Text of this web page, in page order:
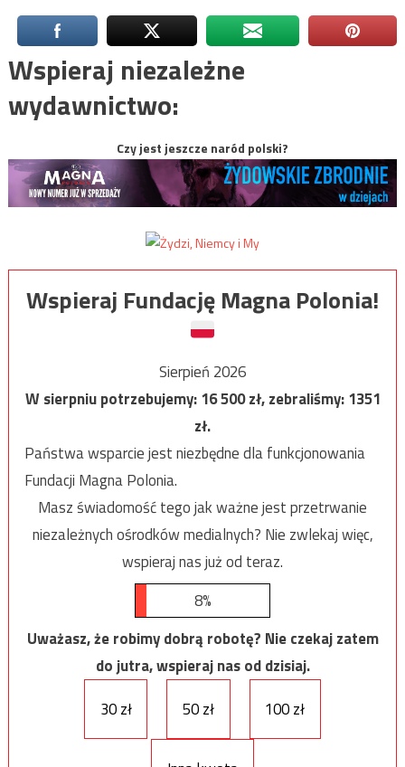
Wspieraj niezależne
wydawnictwo:
Czy jest jeszcze naród polski?
Wspieraj Fundację Magna Polonia!
Sierpień 2026
W sierpniu potrzebujemy:16 500zł, zebraliśmy:1351
zł.
Państwa wsparcie jest niezbędne dla funkcjonowania
Fundacji Magna Polonia.
Masz świadomość tego jak ważne jest przetrwanie
niezależnych ośrodków medialnych? Nie zwlekaj więc,
wspieraj nas już od teraz.
8%
Uważasz, że robimy dobrą robotę? Nie czekaj zatem
do jutra, wspieraj nas od dzisiaj.
30 zł
50 zł 100 zł